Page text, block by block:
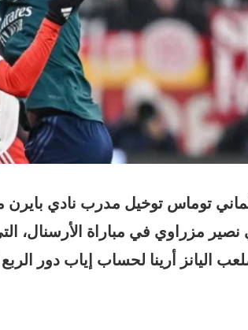
توماس توخيل مدرب نادي بايرن
نصير مزراوي في مباراة الأرسنال،
اليانز أرينا لحساب إياب دور